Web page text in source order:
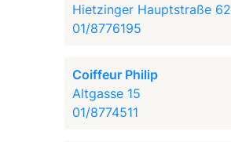
Hietzinger Hauptstraße 62
01/8776195
Coiffeur Philip
Altgasse 15
01/8774511